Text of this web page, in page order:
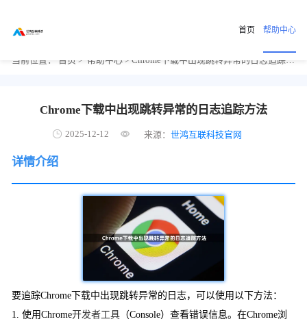
首页 帮助中心
当前位置： 首页 > 帮助中心 > Chrome下载中出现跳转异常的日志追踪方法
Chrome下载中出现跳转异常的日志追踪方法
2025-12-12 来源：世鸿互联科技官网
详情介绍
要追踪Chrome下载中出现跳转异常的日志，可以使用以下方法：
1. 使用Chrome开发者工具 （Console）查看错误信息。在Chrome浏